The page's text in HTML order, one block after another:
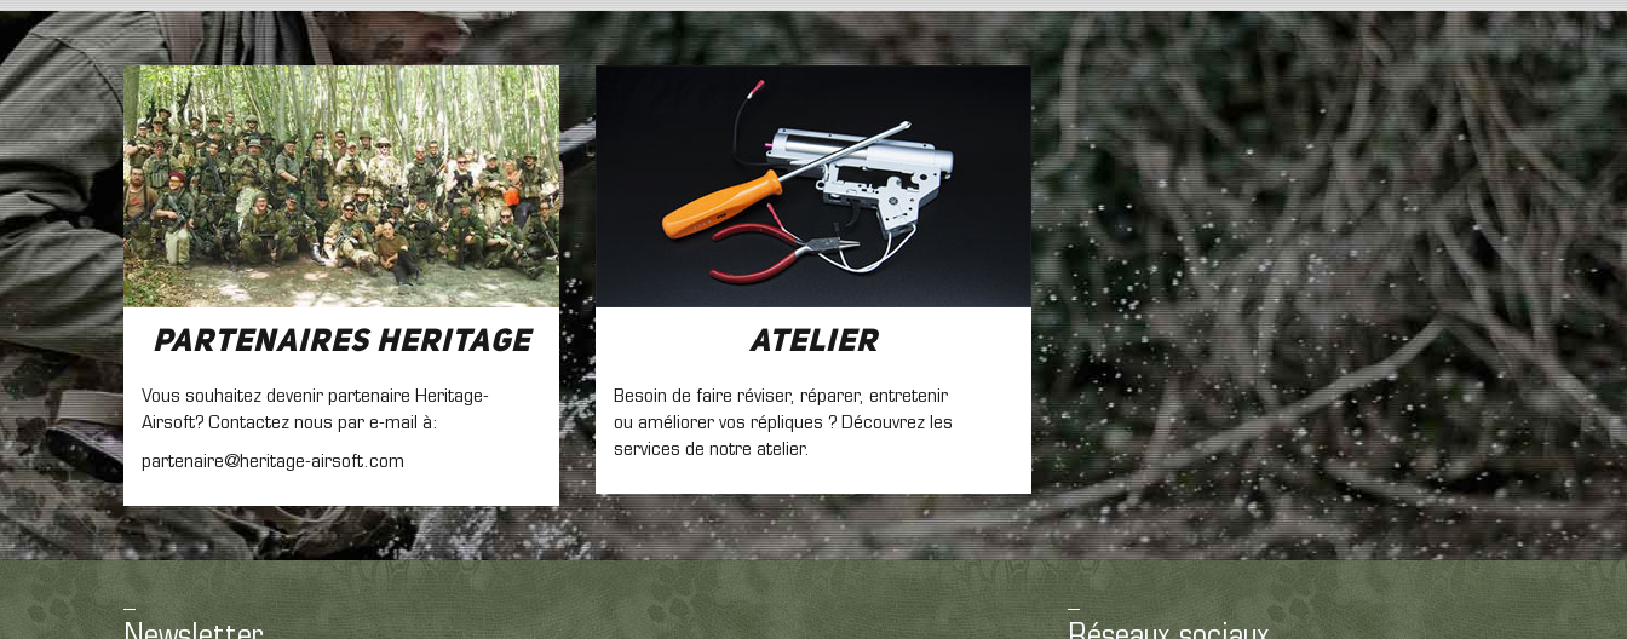
Partenaires Heritage
Vous souhaitez devenir partenaire Heritage-
Airsoft? Contactez nous par e-mail à:
partenaire@heritage-airsoft.com
Atelier
Besoin de faire réviser, réparer, entretenir
ou améliorer vos répliques ? Découvrez les
services de notre atelier.